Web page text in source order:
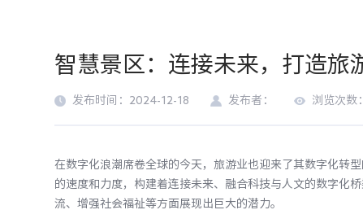
智慧景区：连接未来，打造旅
发布时间：2024-12-18 发布者： 浏览次数
在数字化浪潮席卷全球的今天，旅游业也迎来了其数字化转
的速度和力度，构建着连接未来、融合科技与人文的数字化
流、增强社会福祉等方面展现出巨大的潜力。